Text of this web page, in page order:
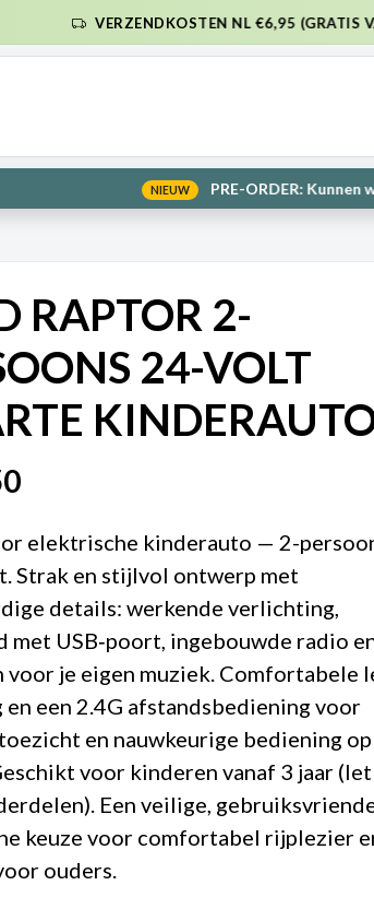
VANAF €75)
→
RAPTOR 2-
24-VOLT
elektrische kinderauto — 2-
Strak en stijlvol ontwerp met
details: werkende verlichting,
met USB‑poort, ingebouwde radio
voor je eigen muziek. Comfortabele
een 2.4G afstandsbediening voor
en nauwkeurige bediening op
voor kinderen vanaf 3 jaar
Een veilige,
keuze voor comfortabel rijplezier
ouders.